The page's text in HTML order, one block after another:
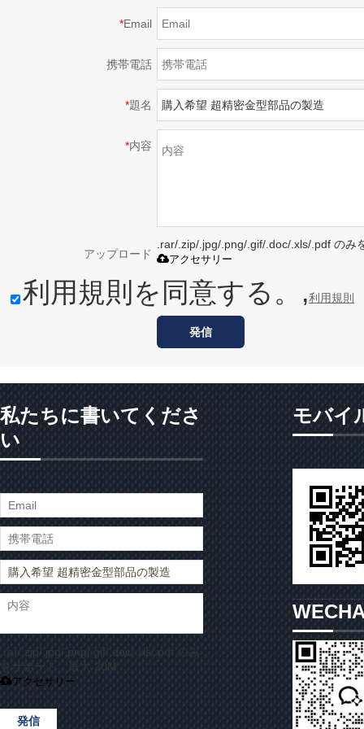
*Email
携帯電話
*題名
*内容
アップロード
.rar/.zip/.jpg/.png/.gif/.doc/.xls/.pdf のみ
アクセサリー
利用規則を同意する。,利用規則
発信
私たちに書いてくださ
い
.rar/.zip/.jpg/.png/.gif/.doc/.xls/.pdf のみ
をサポート、最大 20M
アクセサリー
発信
モバイ